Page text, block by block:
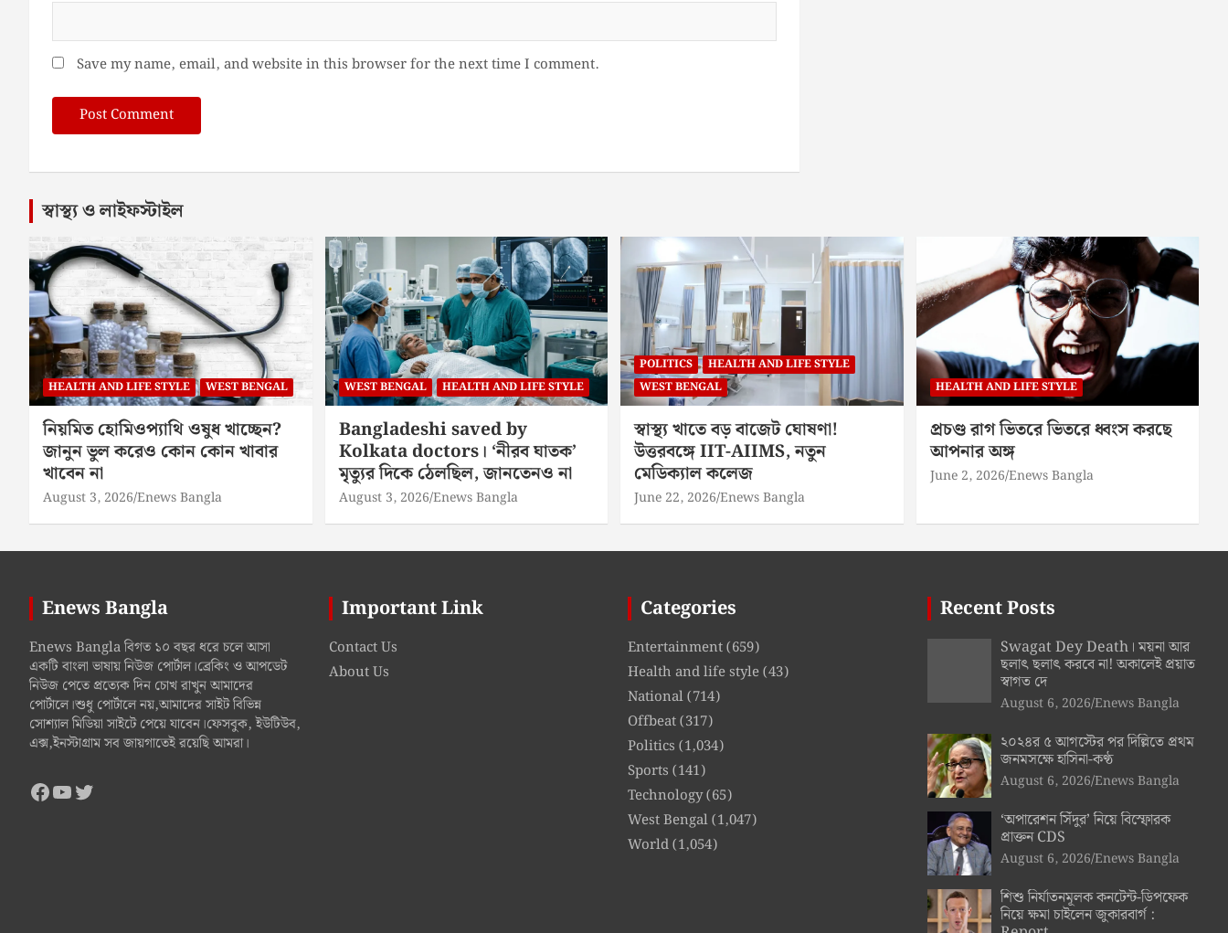
Save my name, email, and website in this browser for the next time I comment.
স্বাস্থ্য ও লাইফস্টাইল
HEALTH AND LIFE STYLE WEST BENGAL
নিয়মিত হোমিওপ্যাথি ওষুধ খাচ্ছেন?
জানুন ভুল করেও কোন কোন খাবার
খাবেন না
August 3, 2026 Enews Bangla
WEST BENGAL HEALTH AND LIFE STYLE
Bangladeshi saved by
Kolkata doctors। ‘নীরব ঘাতক’
মৃত্যুর দিকে ঠেলছিল, জানতেনও না
August 3, 2026 Enews Bangla
POLITICS
HEALTH AND LIFE STYLE
WEST BENGAL
স্বাস্থ্য খাতে বড় বাজেট ঘোষণা!
উত্তরবঙ্গে IIT-AIIMS, নতুন
মেডিক্যাল কলেজ
June 22, 2026 Enews Bangla
HEALTH AND LIFE STYLE
প্রচণ্ড রাগ ভিতরে ভিতরে ধ্বংস করছে
আপনার অঙ্গ
June 2, 2026 Enews Bangla
Enews Bangla
Enews Bangla বিগত ১০ বছর ধরে চলে আসা
একটি বাংলা ভাষায় নিউজ পোর্টাল।ব্রেকিং ও আপডেট
নিউজ পেতে প্রত্যেক দিন চোখ রাখুন আমাদের
পোর্টালে।শুধু পোর্টালে নয়,আমাদের সাইট বিভিন্ন
সোশ্যাল মিডিয়া সাইটে পেয়ে যাবেন।ফেসবুক, ইউটিউব,
এক্স,ইনস্টাগ্রাম সব জায়গাতেই রয়েছি আমরা।
Facebook
YouTube
Twitter
Important Link
Contact Us
About Us
Categories
Entertainment(659)
Health and life style(43)
National(714)
Offbeat(317)
Politics (1,034)
Sports (141)
Technology(65)
West Bengal(1,047)
World(1,054)
Recent Posts
Swagat Dey Death। ময়না আর
ছলাৎ ছলাৎ করবে না! অকালেই প্রয়াত
স্বাগত দে
August 6, 2026 Enews Bangla
২০২৪র ৫ আগস্টের পর দিল্লিতে প্রথম
জনমসক্ষে হাসিনা-কণ্ঠ
August 6, 2026 Enews Bangla
‘অপারেশন সিঁদুর’ নিয়ে বিস্ফোরক
প্রাক্তন CDS
August 6, 2026 Enews Bangla
শিশু নির্যাতনমূলক কনটেন্ট-ডিপফেক
নিয়ে ক্ষমা চাইলেন জুকারবার্গ :